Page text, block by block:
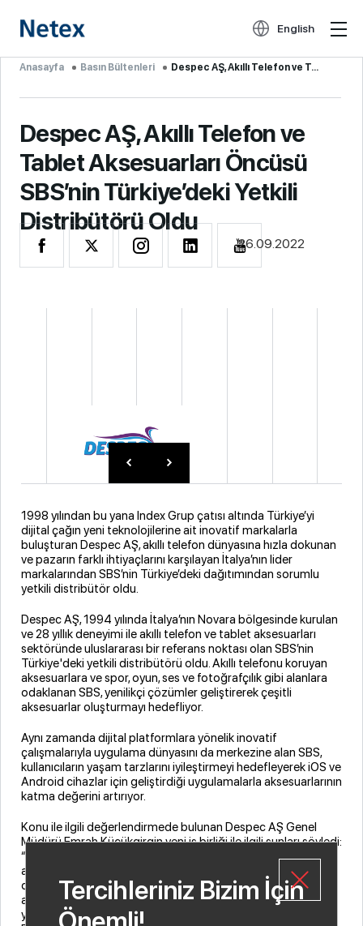
English
Anasayfa Basın Bültenleri Despec AŞ, Akıllı Telefon ve Tablet Aksesuarları Öncüsü SBS’nin Türkiye’deki Yetkili Distribütörü Ol...
Despec AŞ, Akıllı Telefon ve
Tablet Aksesuarları Öncüsü
SBS’nin Türkiye’deki Yetkili
Distribütörü Oldu
26.09.2022
1998 yılından bu yana Index Grup çatısı altında Türkiye’yi
dijital çağın yeni teknolojilerine ait inovatif markalarla
buluşturan Despec AŞ, akıllı telefon dünyasına hızla dokunan
ve pazarın farklı ihtiyaçlarını karşılayan İtalya’nın lider
markalarından SBS’nin Türkiye’deki dağıtımından sorumlu
yetkili distribütör oldu.
Despec AŞ, 1994 yılında İtalya’nın Novara bölgesinde kurulan
ve 28 yıllık deneyimi ile akıllı telefon ve tablet aksesuarları
sektöründe uluslararası bir referans noktası olan SBS’nin
Türkiye'deki yetkili distribütörü oldu. Akıllı telefonu koruyan
aksesuarlara ve spor, oyun, ses ve fotoğrafçılık gibi alanlara
odaklanan SBS, yenilikçi çözümler geliştirerek çeşitli
aksesuarlar oluşturmayı hedefliyor.
Aynı zamanda dijital platformlara yönelik inovatif
çalışmalarıyla uygulama dünyasını da merkezine alan SBS,
kullanıcıların yaşam tarzlarını iyileştirmeyi hedefleyerek iOS ve
Android cihazlar için geliştirdiği uygulamalarla aksesuarlarının
katma değerini artırıyor.
Konu ile ilgili değerlendirmede bulunan Despec AŞ Genel
Müdürü Emrah Küçükgirgin yeni iş birliği ile ilgili şunları söyledi:
“Köklü bir İtalyan markası olan SBS, akıllı telefon ve tablet
aksesuarları sektöründe önemli bir aktör. Günümüzün hızla
dijitalleşen dünyasında akıllı cihazlar için geliştirdiği
aksesuarların yanı sıra bu aksesuarları destekleyen
yazılımlarıyla SBS, katma değerini fazlasıyla artıran bir şirket.
Tercihleriniz Bizim İçin